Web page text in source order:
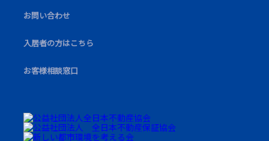
お問い合わせ
⼊居者の⽅はこちら
お客様相談窓口